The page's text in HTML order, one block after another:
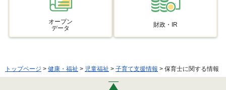
オープン
データ
財政・IR
トップページ > 健康・福祉 > 児童福祉 > 子育て支援情報 > 保育士に関する情報